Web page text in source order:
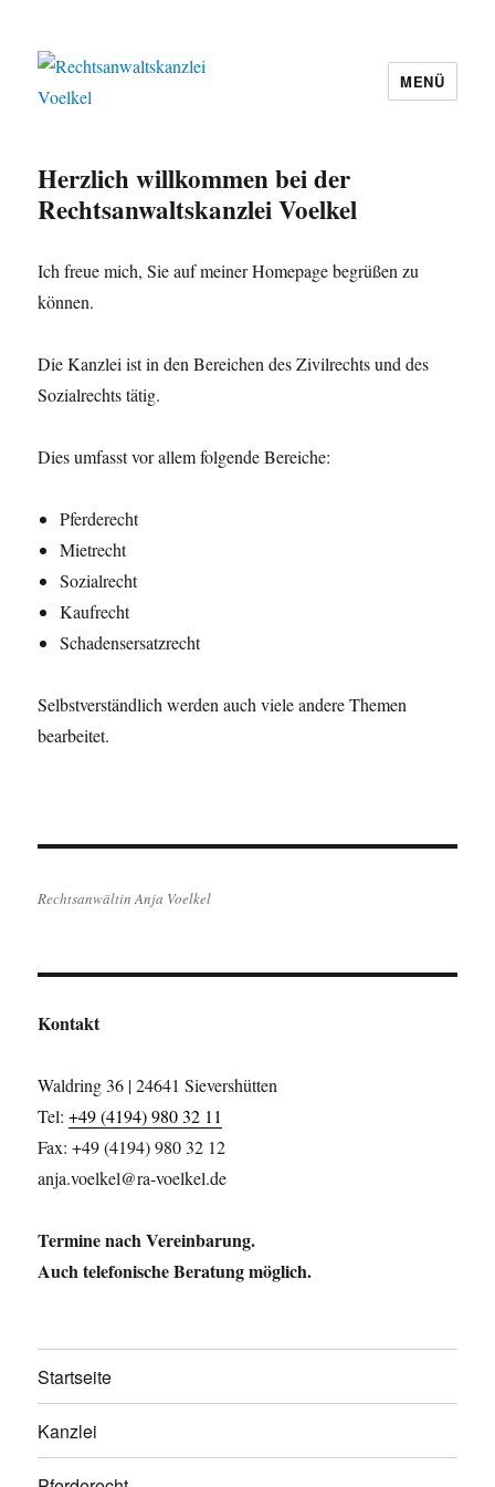
MENÜ
Herzlich willkommen bei der
Rechtsanwaltskanzlei Voelkel
Ich freue mich, Sie auf meiner Homepage begrüßen zu
können.
Die Kanzlei ist in den Bereichen des Zivilrechts und des
Sozialrechts tätig.
Dies umfasst vor allem folgende Bereiche:
Pferderecht
Mietrecht
Sozialrecht
Kaufrecht
Schadensersatzrecht
Selbstverständlich werden auch viele andere Themen
bearbeitet.
Rechtsanwältin Anja Voelkel
Kontakt
Waldring 36 | 24641 Sievershütten
Tel:+49 (4194) 980 32 11
Fax: +49 (4194) 980 32 12
anja.voelkel@ra-voelkel.de
Termine nach Vereinbarung.
Auch telefonische Beratung möglich.
Startseite
Kanzlei